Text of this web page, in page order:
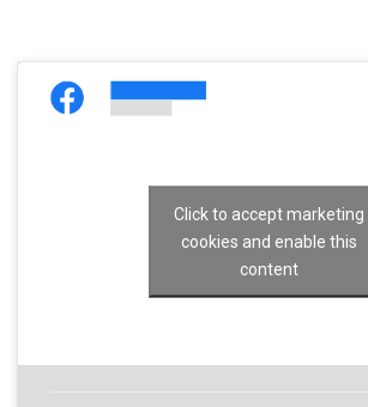
Click to accept marketing
cookies and enable this
content